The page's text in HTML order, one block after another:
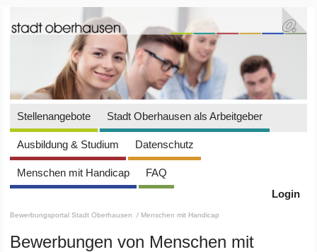
Stellenangebote Stadt Oberhausen als Arbeitgeber
Ausbildung & Studium Datenschutz
Menschen mit Handicap
FAQ
Login
Bewerbungsportal Stadt Oberhausen / Menschen mit Handicap
Bewerbungen von Menschen mit